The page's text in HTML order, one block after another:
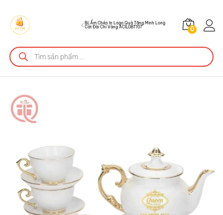
Bộ Ấm Chén In Logo Quà Tặng Minh Long
Cát Đài Chỉ Vàng ACILGBT107
0
Mô tả sản phẩm